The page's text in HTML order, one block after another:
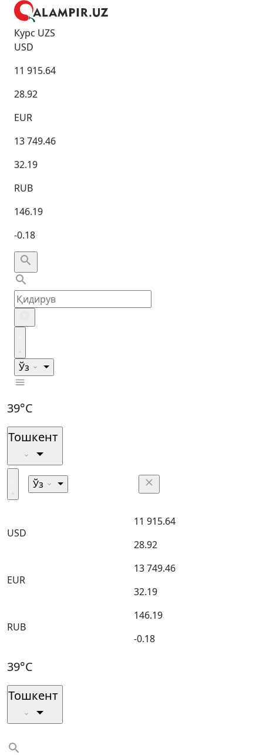
Курс UZS
USD
11 915.64
28.92
EUR
13 749.46
32.19
RUB
146.19
-0.18
Ўз
39°C
Тошкент
Ўз
USD
11 915.64
28.92
EUR
13 749.46
32.19
RUB
146.19
-0.18
39°C
Тошкент